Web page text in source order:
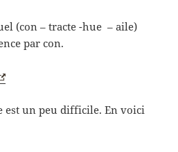
(con – tracte -hue – aile)
par con.
est un peu difficile. En voici